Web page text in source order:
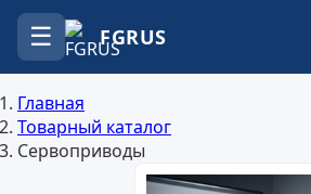
☰ FGRUS
Главная
Товарный каталог
Сервоприводы